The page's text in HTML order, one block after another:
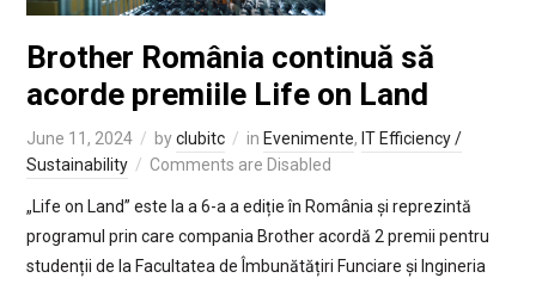
Brother România continuă să
acorde premiile Life on Land
June 11, 2024 byclubitc in Evenimente, IT Efficiency /
Sustainability
Comments are Disabled
„Life on Land” este la a 6-a a ediție în România și reprezintă
programul prin care compania Brother acordă 2 premii pentru
studenții de la Facultatea de Îmbunătățiri Funciare și Ingineria